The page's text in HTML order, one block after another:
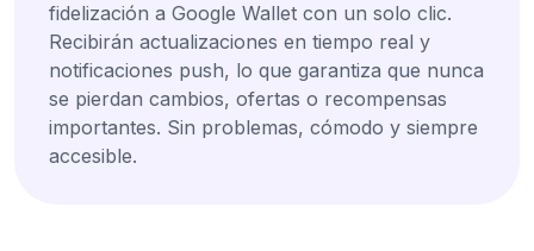
fidelización a Google Wallet con un solo clic.
Recibirán actualizaciones en tiempo real y
notificaciones push, lo que garantiza que nunca
se pierdan cambios, ofertas o recompensas
importantes. Sin problemas, cómodo y siempre
accesible.